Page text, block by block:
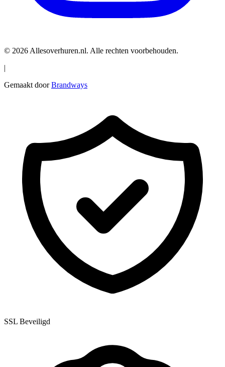
© 2026 Allesoverhuren.nl. Alle rechten voorbehouden.
|
Gemaakt doorBrandways
SSL Beveiligd